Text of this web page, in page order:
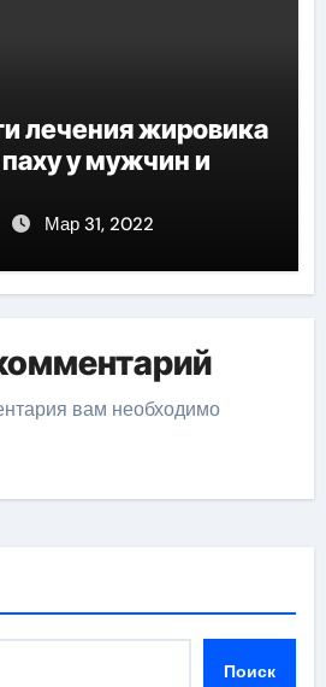
лечения жировика
паху у мужчин и
Мар 31, 2022
вам необходимо
Поиск